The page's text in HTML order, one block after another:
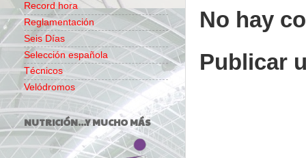
No hay
Publicar
Record hora
Reglamentación
Seis Días
Selección española
Técnicos
Velódromos
NUTRICIÓN...Y MUCHO MÁS